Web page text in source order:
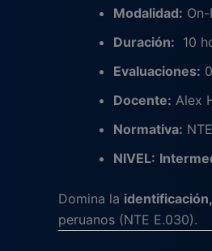
Modalidad:
Duración: 10
Evaluaciones:
Docente: Alex
Normativa:
NIVEL:
Domina la
peruanos (NTE E.030).